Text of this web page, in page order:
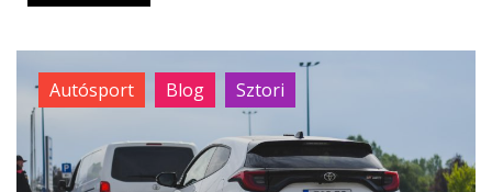
Autósport Blog Sztori